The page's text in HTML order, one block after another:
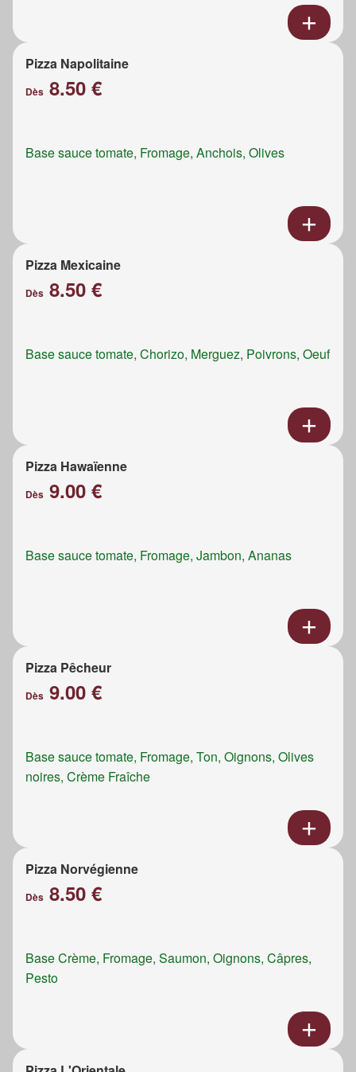
Pizza Napolitaine
Dès 8.50 €
Base sauce tomate, Fromage, Anchois, Olives
Pizza Mexicaine
Dès 8.50 €
Base sauce tomate, Chorizo, Merguez, Poivrons, Oeuf
Pizza Hawaïenne
Dès 9.00 €
Base sauce tomate, Fromage, Jambon, Ananas
Pizza Pêcheur
Dès 9.00 €
Base sauce tomate, Fromage, Ton, Oignons, Olives
noires, Crème Fraîche
Pizza Norvégienne
Dès 8.50 €
Base Crème, Fromage, Saumon, Oignons, Câpres,
Pesto